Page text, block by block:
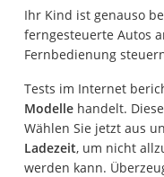
Ihr Kind ist genauso
ferngesteuerte Autos
Fernbedienung
Tests im Internet
Modellehandelt.
Wählen Sie jetzt aus
Ladezeit, um nicht
werden kann.